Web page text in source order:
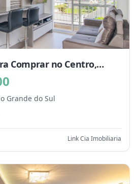
Comprar no Centro,
Grande do Sul
Link Cia Imobiliaria